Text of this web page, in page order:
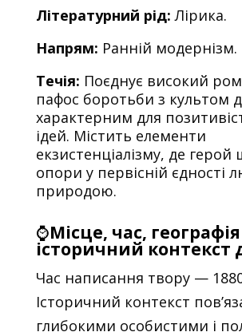
Літературний рід: Лірика.
Напрям: Ранній модернізм.
Течія: Поєднує високий
пафос боротьби з культом
характерним для
ідей. Містить елементи
екзистенціалізму, де герой
опори у первісній єдності
природою.
⌚Місце, час,
історичний контекст
Час написання твору —
Історичний контекст
глибокими особистими і